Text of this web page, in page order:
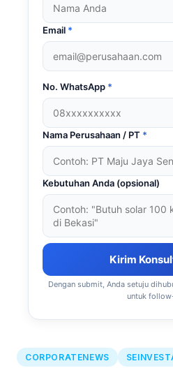
Email *
No. WhatsApp *
Nama Perusahaan / PT *
Kebutuhan Anda (opsional)
Kirim
Dengan submit, Anda setuju
untuk
CORPORATENEWS